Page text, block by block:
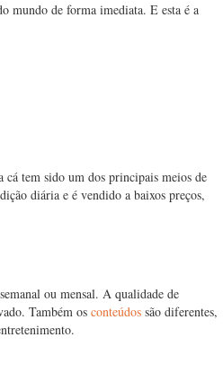
mundo de forma imediata. E esta é a
tem sido um dos principais meios de
diária e é vendido a baixos preços,
ou mensal. A qualidade de
Também os conteúdos são diferentes,